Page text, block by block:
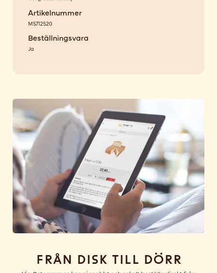
Artikelnummer
MS712520
Beställningsvara
Ja
Från disk till dörr